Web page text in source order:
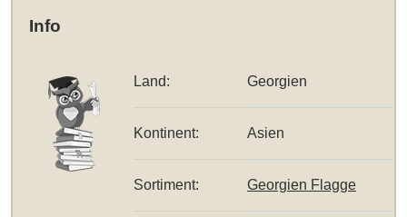
Info
Land: Georgien
Kontinent: Asien
Sortiment: Georgien Flagge